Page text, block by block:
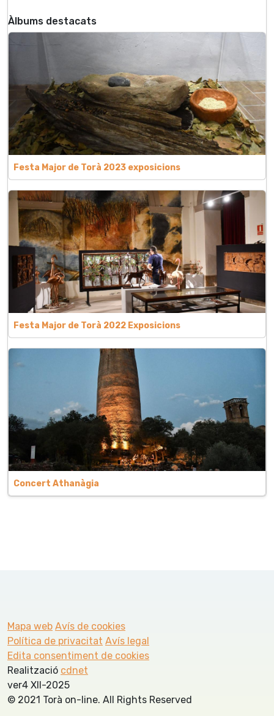
Àlbums destacats
Festa Major de Torà 2023 exposicions
Festa Major de Torà 2022 Exposicions
Concert Athanàgia
Mapa web Avís de cookies
Política de privacitat Avís legal
Edita consentiment de cookies
Realització cdnet
ver4 XII-2025
© 2021 Torà on-line. All Rights Reserved